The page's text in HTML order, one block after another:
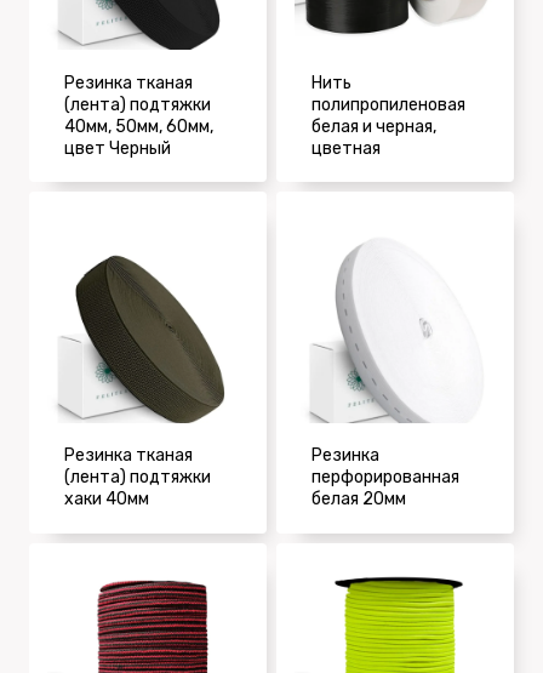
Резинка тканая
(лента) подтяжки
40мм, 50мм, 60мм,
цвет Черный
Нить
полипропиленовая
белая и черная,
цветная
Резинка тканая
(лента) подтяжки
хаки 40мм
Pезинка
перфорированная
белая 20мм